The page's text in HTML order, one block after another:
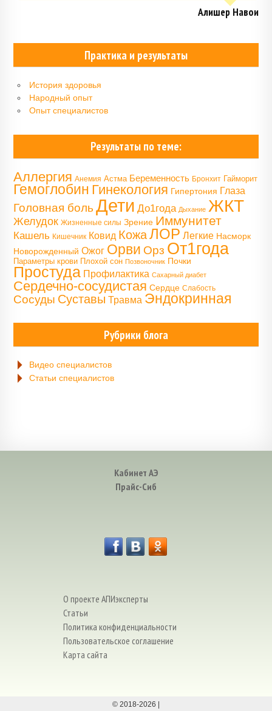
Алишер Навои
Практика и результаты
История здоровья
Народный опыт
Опыт специалистов
Результаты по теме:
Аллергия Анемия Астма Беременность Бронхит Гайморит
Гемоглобин Гинекология Гипертония Глаза
Головная боль Дети До1года Дыхание ЖКТ
Желудок Жизненные силы Зрение Иммунитет
Кашель Кишечник Ковид Кожа ЛОР Легкие Насморк
Новорожденный Ожог Орви Орз От1года
Параметры крови Плохой сон Позвоночник Почки
Простуда Профилактика Сахарный диабет
Сердечно-сосудистая Сердце Слабость
Сосуды Суставы Травма Эндокринная
Рубрики блога
Видео специалистов
Статьи специалистов
Кабинет АЭ
Прайс-Сиб
О проекте АПИэксперты
Статьи
Политика конфиденциальности
Пользовательское соглашение
Карта сайта
© 2018-2026